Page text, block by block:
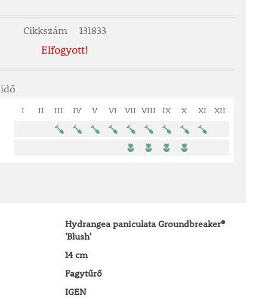
Cikkszám 131833
Elfogyott!
I II III IV V VI VII VIII IX X XI XII
Hydrangea paniculata Groundbreaker®
'Blush'
14 cm
Fagytűrő
IGEN